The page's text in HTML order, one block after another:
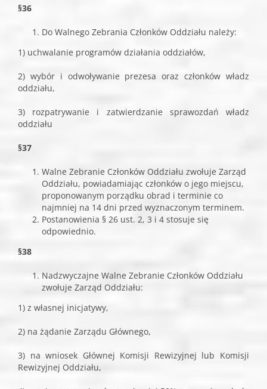
§36
Do Walnego Zebrania Członków Oddziału należy:
1) uchwalanie programów działania oddziałów,
2) wybór i odwoływanie prezesa oraz członków władz
oddziału,
3) rozpatrywanie i zatwierdzanie sprawozdań władz
oddziału
§37
Walne Zebranie Członków Oddziału zwołuje Zarząd
Oddziału, powiadamiając członków o jego miejscu,
proponowanym porządku obrad i terminie co
najmniej na 14 dni przed wyznaczonym terminem.
Postanowienia § 26 ust. 2, 3 i 4 stosuje się
odpowiednio.
§38
Nadzwyczajne Walne Zebranie Członków Oddziału
zwołuje Zarząd Oddziału:
1) z własnej inicjatywy,
2) na żądanie Zarządu Głównego,
3) na wniosek Głównej Komisji Rewizyjnej lub Komisji
Rewizyjnej Oddziału,